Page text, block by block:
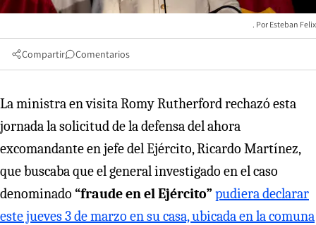
Esteban Felix
Compartir Comentarios
La ministra en visita Romy Rutherford rechazó esta
jornada la solicitud de la defensa del ahora
excomandante en jefe del Ejército, Ricardo Martínez,
que buscaba que el general investigado en el caso
denominado “fraude en el Ejército” pudiera declarar
este jueves 3 de marzo en su casa, ubicada en la comuna